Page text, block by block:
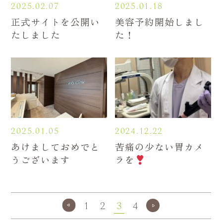
2025.02.07
正式サイトを公開い
たしました
2025.01.18
美容予約開始しまし
た！
2025.01.05
あけましておめでと
うございます
2024.12.22
苦痛の少ない胃カメ
ラを
1 2 3 4